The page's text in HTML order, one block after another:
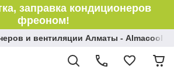
заправка кондиционеров
фреоном!
и вентиляции Алматы - Almacool